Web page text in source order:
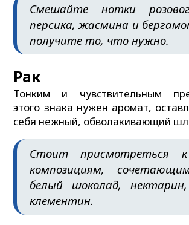
Смешайте нотки
персика, жасмина и
получите то, что нужно.
Рак
Тонким и чувствительным
этого знака нужен аромат,
себя нежный, обволакивающий
Стоит присмотреться
композициям,
белый шоколад,
клементин.